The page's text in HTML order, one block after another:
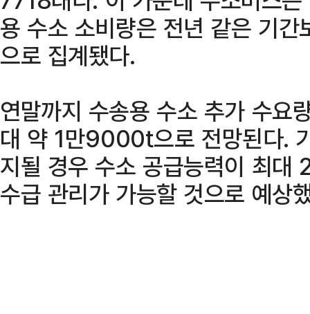
용 수소 소비량은 전년 같은 기
으로 집계됐다.
연말까지 수송용 수소 추가 수요
대 약 1만9000t으로 전망된다.
지될 경우 수소 공급능력이 최
수급 관리가 가능할 것으로 예상